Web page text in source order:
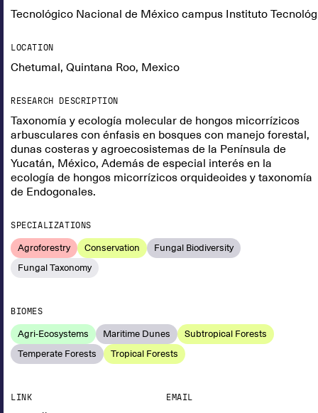
Tecnológico Nacional de México campus Instituto
LOCATION
Chetumal, Quintana Roo, Mexico
RESEARCH DESCRIPTION
Taxonomía y ecología molecular de hongos micorrízicos
arbusculares con énfasis en bosques con manejo forestal,
dunas costeras y agroecosistemas de la Península de
Yucatán, México, Además de especial interés en la
ecología de hongos micorrízicos orquideoides y taxonomía
de Endogonales.
SPECIALIZATIONS
Agroforestry Conservation
Fungal Biodiversity
Fungal Taxonomy
BIOMES
Agri-Ecosystems Maritime Dunes
Subtropical Forests
Temperate Forests
Tropical Forests
LINK EMAIL